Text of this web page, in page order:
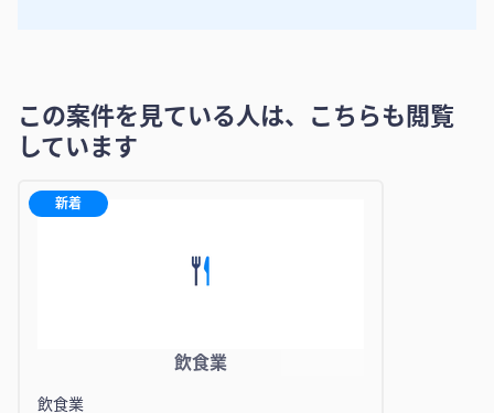
この案件を見ている人は、こちらも閲覧
しています
新着
飲食業
飲食業